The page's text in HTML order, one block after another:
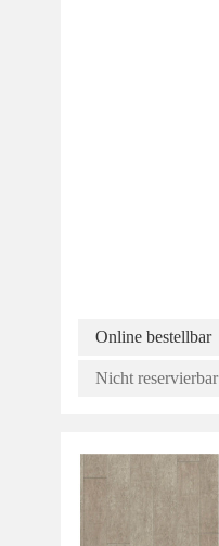
Online bestellbar
Nicht reservierbar